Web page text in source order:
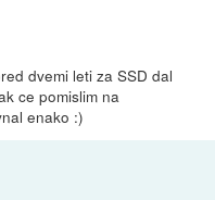
dvemi leti za SSD dal
ce pomislim na
enako :)